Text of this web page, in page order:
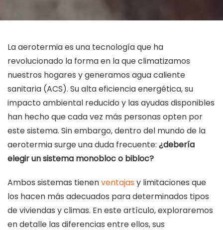
La aerotermia es una tecnología que ha
revolucionado la forma en la que climatizamos
nuestros hogares y generamos agua caliente
sanitaria (ACS). Su alta eficiencia energética, su
impacto ambiental reducido y las ayudas disponibles
han hecho que cada vez más personas opten por
este sistema. Sin embargo, dentro del mundo de la
aerotermia surge una duda frecuente: ¿debería
elegir un sistema monobloc o bibloc?
Ambos sistemas tienenventajas y limitaciones que
los hacen más adecuados para determinados tipos
de viviendas y climas. En este artículo, exploraremos
en detalle las diferencias entre ellos, sus